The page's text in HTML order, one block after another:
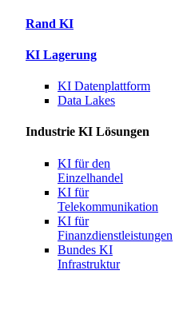
Rand KI
KI Lagerung
KI Datenplattform
Data Lakes
Industrie KI Lösungen
KI fürden
Einzelhandel
KI für
Telekommunikation
KI für
Finanzdienstleistungen
Bundes KI
Infrastruktur